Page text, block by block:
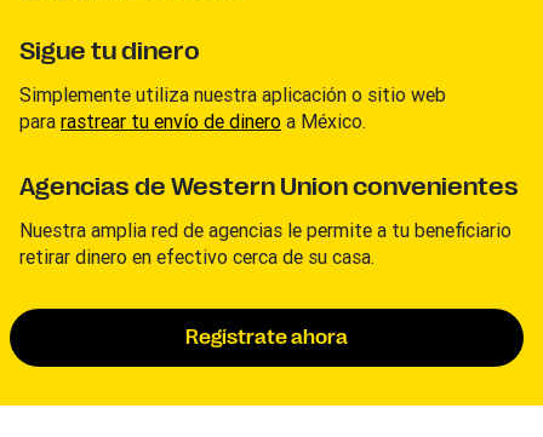
Sigue tu dinero
Simplemente utiliza nuestra aplicación o sitio web
para rastrear tu envío de dinero a México.
Agencias de Western Union convenientes
Nuestra amplia red de agencias le permite a tu beneficiario
retirar dinero en efectivo cerca de su casa.
Regístrate ahora